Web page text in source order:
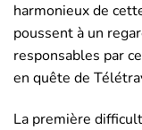
harmonieux de
poussent à un
responsables par
en quête de
La première